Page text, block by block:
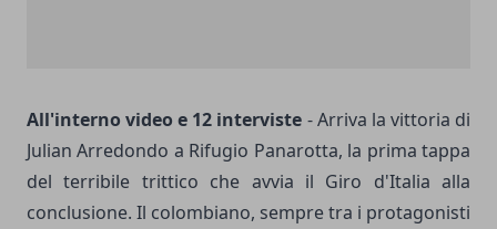
All'interno video e 12 interviste - Arriva la vittoria di
Julian Arredondo a Rifugio Panarotta, la prima tappa
del terribile trittico che avvia il Giro d'Italia alla
conclusione. Il colombiano, sempre tra i protagonisti